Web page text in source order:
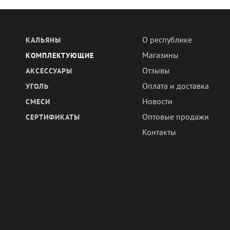
КАЛЬЯНЫ
КОМПЛЕКТУЮЩИЕ
АКСЕССУАРЫ
УГОЛЬ
СМЕСИ
СЕРТИФИКАТЫ
О республике
Магазины
Отзывы
Оплата и доставка
Новости
Оптовые продажи
Контакты